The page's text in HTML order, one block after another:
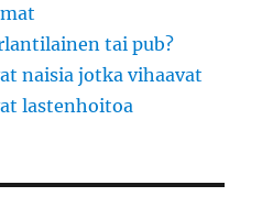
tai pub?
naisia jotka vihaavat
lastenhoitoa